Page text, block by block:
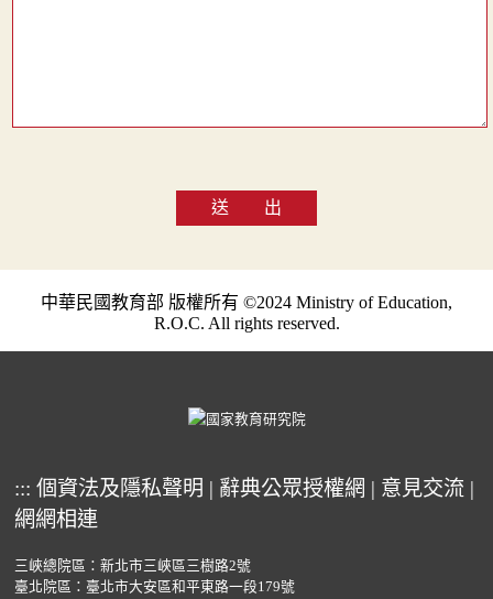
送 出
中華民國教育部 版權所有 ©2024 Ministry of Education,
R.O.C. All rights reserved.
::: 個資法及隱私聲明 | 辭典公眾授權網 | 意見交流 |
網網相連
三峽總院區：新北市三峽區三樹路2號
臺北院區：臺北市大安區和平東路一段179號